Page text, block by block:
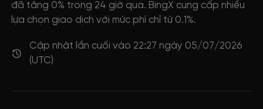
đã tăng 0% trong 24 giờ qua. BingX cung cấp nhiều
lựa chọn giao dịch với mức phí chỉ từ 0.1%.
Cập nhật lần cuối vào 22:27 ngày 05/07/2026
(UTC)